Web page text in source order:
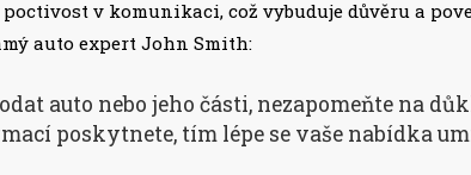
v komunikaci, což vybuduje důvěru a
auto expert John Smith:
auto nebo jeho části, nezapomeňte na
poskytnete, tím lépe se vaše nabídka